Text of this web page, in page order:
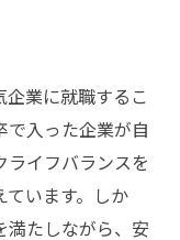
業に就職するこ
で入った企業が自
イフバランスを
います。しか
満たしながら、安